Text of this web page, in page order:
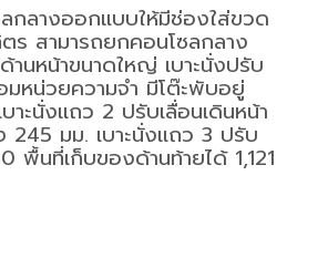
กลางออกแบบให้มีช่องใส่ขวด
ร สามารถยกคอนโซลกลาง
นหน้าขนาดใหญ่ เบาะนั่งปรับ
หน่วยความจำ มีโต๊ะพับอยู่
าะนั่งแถว 2 ปรับเลื่อนเดินหน้า
245 มม. เบาะนั่งแถว 3 ปรับ
พื้นที่เก็บของด้านท้ายได้ 1,121